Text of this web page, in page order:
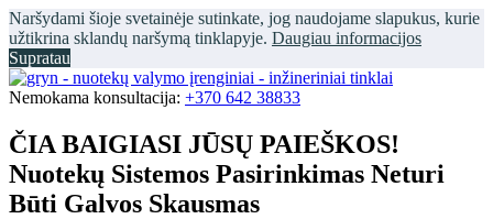
Naršydami šioje svetainėje sutinkate, jog naudojame slapukus, kurie
užtikrina sklandų naršymą tinklapyje. Daugiau informacijos
Supratau
Nemokama konsultacija: +370 642 38833
ČIA BAIGIASI JŪSŲ PAIEŠKOS!
Nuotekų Sistemos Pasirinkimas Neturi
Būti Galvos Skausmas